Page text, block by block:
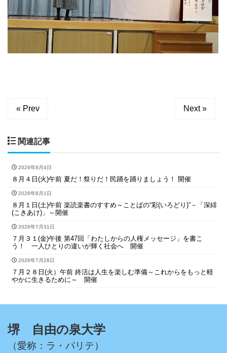
« Prev Next »
関連記事
2026年8月4日
８月４日(火)午前 夏だ！祭りだ！民踊を踊りましょう！ 開催
2026年8月1日
８月１日(土)午前 楽読楽書のすすめ～ことばの“彩(いろどり)”－「深緋
(こきあけ)」～開催
2026年7月31日
７月３１(金)午後 第47回「わたしからの人権メッセージ」を書こ
う！ 一人ひとりの違いが輝く社会へ 開催
2026年7月28日
７月２８日(火）午前 終活は人生を楽しむ準備～これからをもっと軽
やかに生きるために～ 開催
堺 自由の泉大学
（愛称：ラ・パリテ）